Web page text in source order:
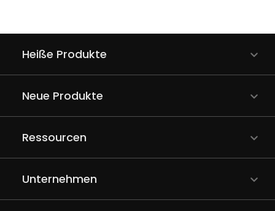
Heiße Produkte
Neue Produkte
Ressourcen
Unternehmen